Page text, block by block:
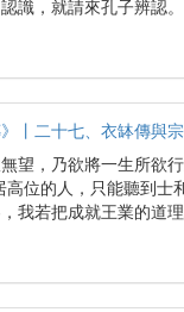
識，就請來孔子辨認。
丨二十七、衣缽傳與
望，乃欲將一生所欲
高位的人，只能聽到
我若把成就王業的道